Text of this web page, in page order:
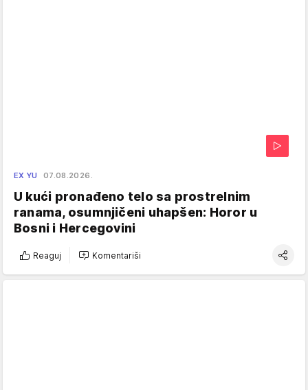
EX YU 07.08.2026.
U kući pronađeno telo sa prostrelnim
ranama, osumnjičeni uhapšen: Horor u
Bosni i Hercegovini
Reaguj Komentariši